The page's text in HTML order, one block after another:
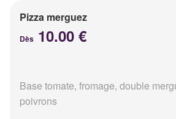
Pizza merguez
Dès 10.00 €
Base tomate, fromage, double
poivrons